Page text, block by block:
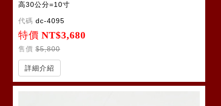
高30公分=10寸
代碼 dc-4095
特價 NT$3,680
售價 $5,800
詳細介紹